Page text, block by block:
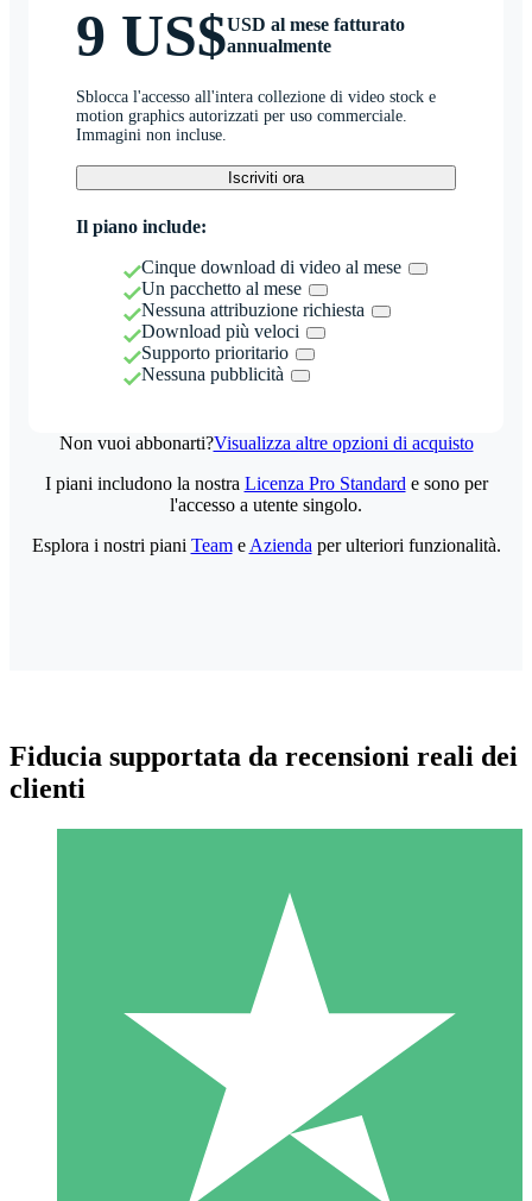
9 US$USD al mese fatturato
annualmente
Sblocca l'accesso all'intera collezione di video stock e
motion graphics autorizzati per uso commerciale.
Immagini non incluse.
Iscriviti ora
Il piano include:
Cinque download di video al mese
Un pacchetto al mese
Nessuna attribuzione richiesta
Download più veloci
Supporto prioritario
Nessuna pubblicità
Non vuoi abbonarti?Visualizza altre opzioni di acquisto
Pacchetti di Crediti Individuali
Paga a consumo con crediti di download. Nessun impegno
1 Download
10
I piani includono la nostra Licenza Pro Standard e sono per
l'accesso a utente singolo.
Esplora i nostri piani Teame Azienda per ulteriori funzionalità.
Fiducia supportata da recensioni reali dei
clienti